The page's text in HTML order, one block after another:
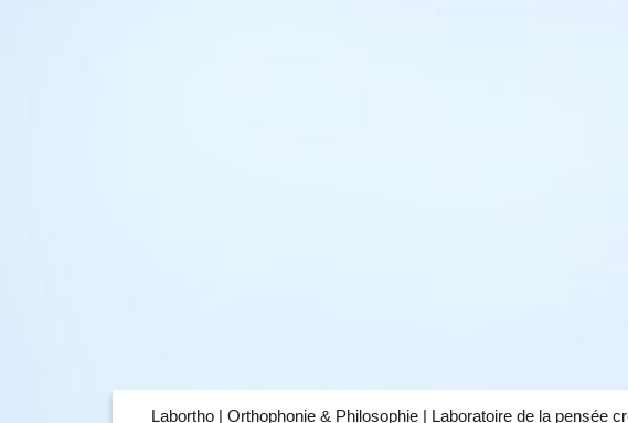
Labortho | Orthophonie & Philosophie | Laboratoire de la pensée